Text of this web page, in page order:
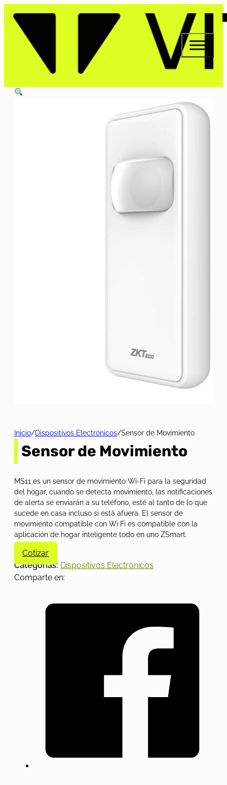
Inicio/Dispositivos Electrónicos/Sensor de Movimiento
Sensor de Movimiento
MS11 es un sensor de movimiento Wi-Fi para la seguridad
del hogar, cuando se detecta movimiento, las notificaciones
de alerta se enviarán a su teléfono, esté al tanto de lo que
sucede en casa incluso si está afuera. El sensor de
movimiento compatible con Wi Fi es compatible con la
aplicación de hogar inteligente todo en uno ZSmart.
Cotizar
Categorías: Dispositivos Electrónicos
Comparte en: